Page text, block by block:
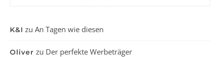
K&I zu An Tagen wie diesen
Oliver zu Der perfekte Werbeträger